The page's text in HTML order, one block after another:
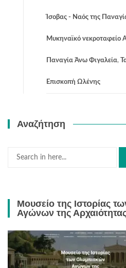
Ίσοβας - Ναός της
Μυκηναϊκό νεκροταφείο
Παναγία Άνω Φιγαλεία,
Επισκοπή Ωλένης
Αναζήτηση
Search
Μουσείο της Ιστορίας
Αγώνων της